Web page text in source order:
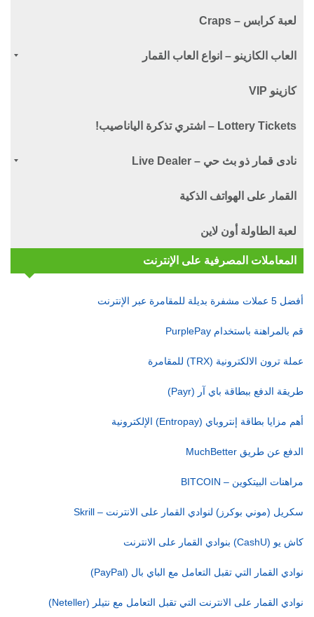
لعبة كرابس – Craps
العاب الكازينو – انواع العاب القمار
كازينو VIP
Lottery Tickets – اشتري تذكرة الياناصيب!
نادى قمار ذو بث حي – Live Dealer
القمار على الهواتف الذكية
لعبة الطاولة أون لاين
المعاملات المصرفية على الإنترنت
أفضل 5 عملات مشفرة بديلة للمقامرة عبر الإنترنت
قم بالمراهنة باستخدام PurplePay
عملة ترون الالكترونية (TRX) للمقامرة
طريقة الدفع ببطاقة باي آر (Payr)
أهم مزايا بطاقة إنتروباي (Entropay) الإلكترونية
الدفع عن طريق MuchBetter
مراهنات البيتكوين – BITCOIN
سكريل (موني بوكرز) لنوادي القمار على الانترنت – Skrill
كاش يو (CashU) بنوادي القمار على الانترنت
نوادي القمار التي تقبل التعامل مع الباي بال (PayPal)
نوادي القمار على الانترنت التي تقبل التعامل مع نتيلر (Neteller)